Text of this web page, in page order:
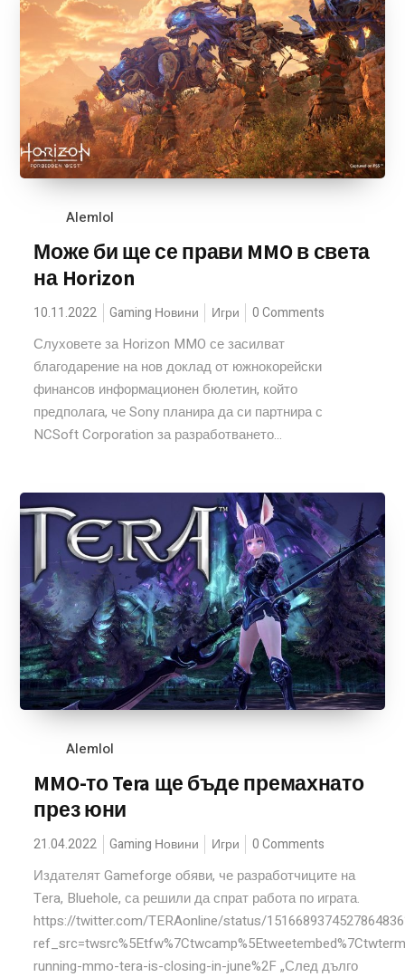
Alemlol
Може би ще се прави MMO в света
на Horizon
10.11.2022 Gaming Новини Игри 0 Comments
Слуховете за Horizon MMO се засилват
благодарение на нов доклад от южнокорейски
финансов информационен бюлетин, който
предполага, че Sony планира да си партнира с
NCSoft Corporation за разработването...
Alemlol
MMO-то Tera ще бъде премахнато
през юни
21.04.2022 Gaming Новини Игри 0 Comments
Издателят Gameforge обяви, че разработчиците на
Tera, Bluehole, са решили да спрат работа по играта.
https://twitter.com/TERAonline/status/
running-mmo-tera-is-closing-in-june%2F „След дълго